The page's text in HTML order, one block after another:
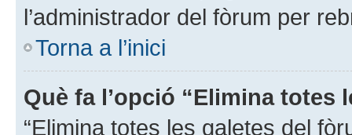
l’administrador del fòrum per
Torna a l’inici
Què fa l’opció “Elimina totes
“Elimina totes les galetes del